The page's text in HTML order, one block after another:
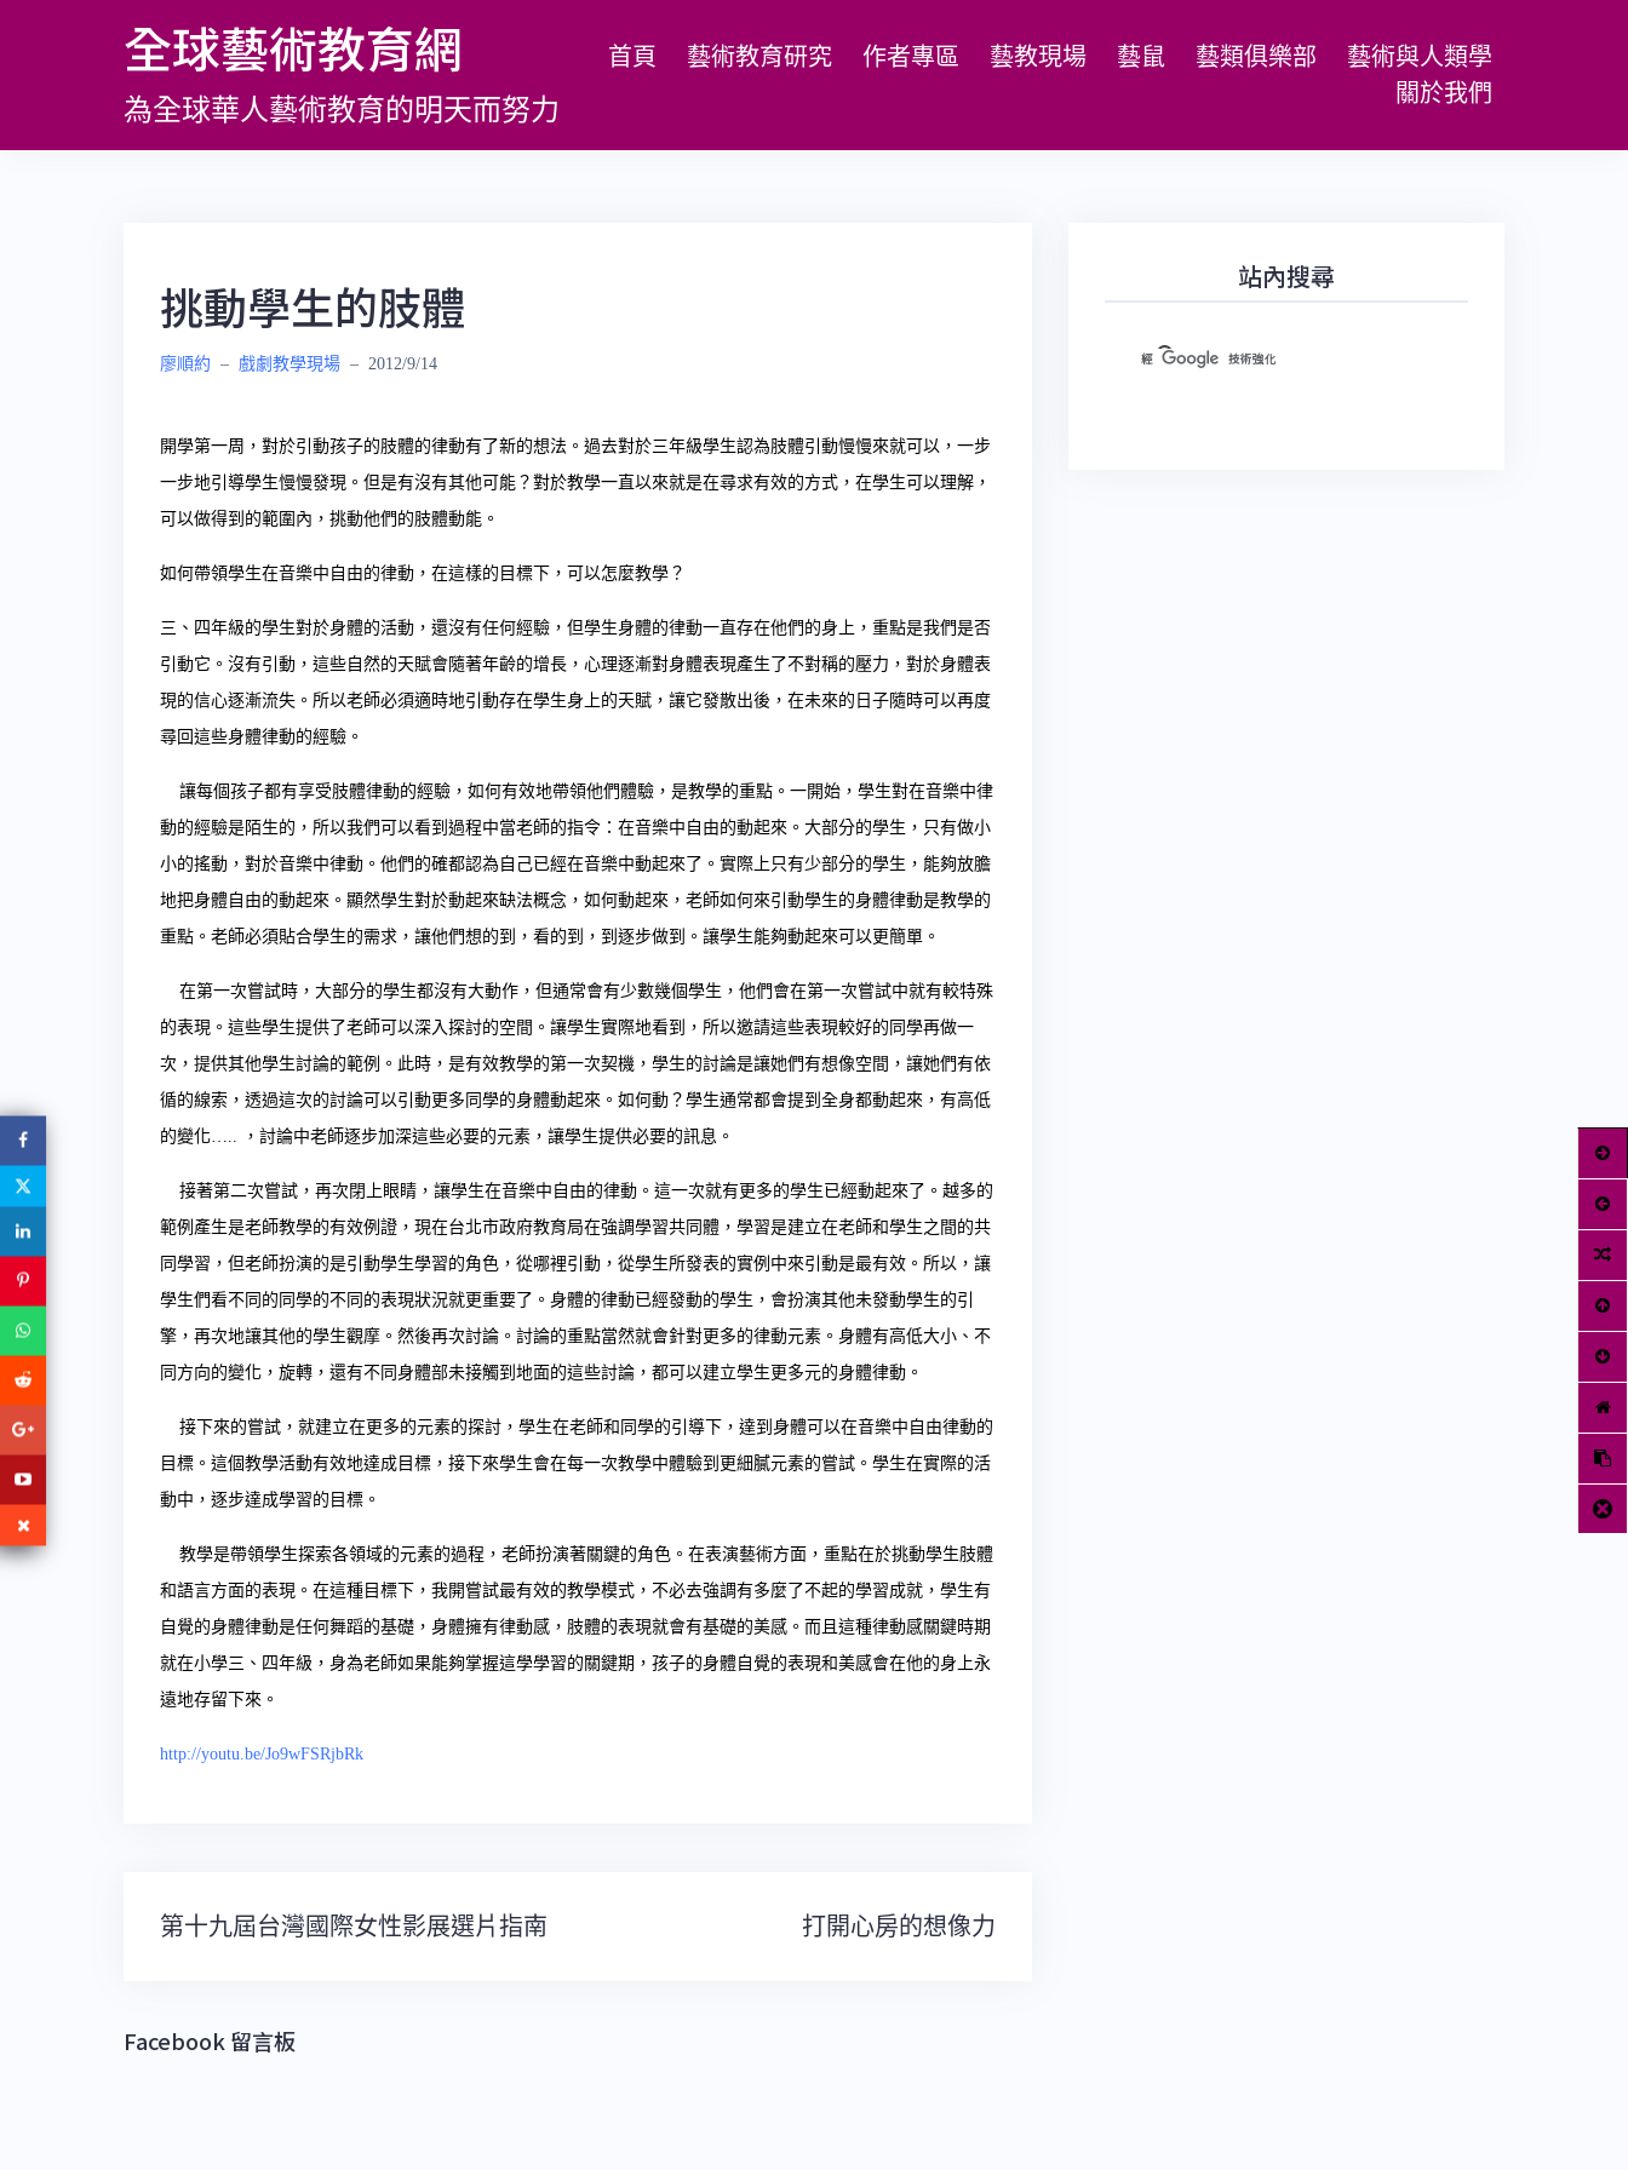
全球藝術教育網
為全球華人藝術教育的明天而努力
首頁 藝術教育研究 作者專區 藝教現場 藝鼠 藝類俱樂部
藝術與人類學
關於我們
挑動學生的肢體
廖順約 – 戲劇教學現場 – 2012/9/14
開學第一周，對於引動孩子的肢體的律動有了新的想法。過去對於三年級學生認為肢體引動慢慢來就可以，一步
一步地引導學生慢慢發現。但是有沒有其他可能？對於教學一直以來就是在尋求有效的方式，在學生可以理解，
可以做得到的範圍內，挑動他們的肢體動能。
如何帶領學生在音樂中自由的律動，在這樣的目標下，可以怎麼教學？
三、四年級的學生對於身體的活動，還沒有任何經驗，但學生身體的律動一直存在他們的身上，重點是我們是否
引動它。沒有引動，這些自然的天賦會隨著年齡的增長，心理逐漸對身體表現產生了不對稱的壓力，對於身體表
現的信心逐漸流失。所以老師必須適時地引動存在學生身上的天賦，讓它發散出後，在未來的日子隨時可以再度
尋回這些身體律動的經驗。
讓每個孩子都有享受肢體律動的經驗，如何有效地帶領他們體驗，是教學的重點。一開始，學生對在音樂中律
動的經驗是陌生的，所以我們可以看到過程中當老師的指令：在音樂中自由的動起來。大部分的學生，只有做小
小的搖動，對於音樂中律動。他們的確都認為自己已經在音樂中動起來了。實際上只有少部分的學生，能夠放膽
地把身體自由的動起來。顯然學生對於動起來缺法概念，如何動起來，老師如何來引動學生的身體律動是教學的
重點。老師必須貼合學生的需求，讓他們想的到，看的到，到逐步做到。讓學生能夠動起來可以更簡單。
在第一次嘗試時，大部分的學生都沒有大動作，但通常會有少數幾個學生，他們會在第一次嘗試中就有較特殊
的表現。這些學生提供了老師可以深入探討的空間。讓學生實際地看到，所以邀請這些表現較好的同學再做一
次，提供其他學生討論的範例。此時，是有效教學的第一次契機，學生的討論是讓她們有想像空間，讓她們有依
循的線索，透過這次的討論可以引動更多同學的身體動起來。如何動？學生通常都會提到全身都動起來，有高低
的變化….. ，討論中老師逐步加深這些必要的元素，讓學生提供必要的訊息。
接著第二次嘗試，再次閉上眼睛，讓學生在音樂中自由的律動。這一次就有更多的學生已經動起來了。越多的
範例產生是老師教學的有效例證，現在台北市政府教育局在強調學習共同體，學習是建立在老師和學生之間的共
同學習，但老師扮演的是引動學生學習的角色，從哪裡引動，從學生所發表的實例中來引動是最有效。所以，讓
學生們看不同的同學的不同的表現狀況就更重要了。身體的律動已經發動的學生，會扮演其他未發動學生的引
擎，再次地讓其他的學生觀摩。然後再次討論。討論的重點當然就會針對更多的律動元素。身體有高低大小、不
同方向的變化，旋轉，還有不同身體部未接觸到地面的這些討論，都可以建立學生更多元的身體律動。
接下來的嘗試，就建立在更多的元素的探討，學生在老師和同學的引導下，達到身體可以在音樂中自由律動的
目標。這個教學活動有效地達成目標，接下來學生會在每一次教學中體驗到更細膩元素的嘗試。學生在實際的活
動中，逐步達成學習的目標。
教學是帶領學生探索各領域的元素的過程，老師扮演著關鍵的角色。在表演藝術方面，重點在於挑動學生肢體
和語言方面的表現。在這種目標下，我開嘗試最有效的教學模式，不必去強調有多麼了不起的學習成就，學生有
自覺的身體律動是任何舞蹈的基礎，身體擁有律動感，肢體的表現就會有基礎的美感。而且這種律動感關鍵時期
就在小學三、四年級，身為老師如果能夠掌握這學學習的關鍵期，孩子的身體自覺的表現和美感會在他的身上永
遠地存留下來。
http://youtu.be/Jo9wFSRjbRk
文
覽
第十九屆台灣國際女性影展選片指南 打開心房的想像力
Facebook 留言板
站內搜尋